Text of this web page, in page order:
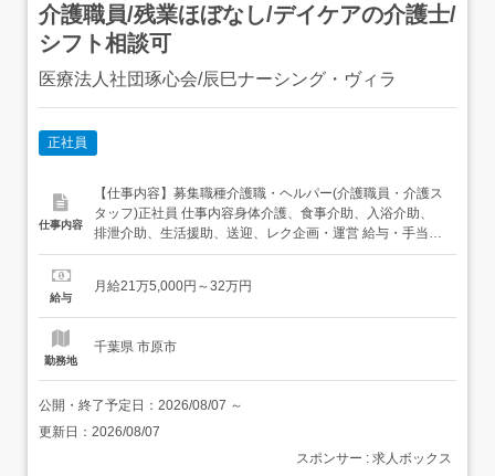
介護職員/残業ほぼなし/デイケアの介護士/
シフト相談可
医療法人社団琢心会/辰巳ナーシング・ヴィラ
正社員
仕事内容
【仕事内容】募集職種介護職・ヘルパー(介護職員・介護ス
タッフ)正社員 仕事内容身体介護、食事介助、入浴介助、
排泄介助、生活援助、送迎、レク企画・運営 給与・手当<
給与>月給215,000〜320,000円<手当>交通費支給:実費(上
士:10,000円 初任者研修:3,000円夜勤手当:平日:8,000円 休
給与
月給21万5,000円～32万円
勤務地
千葉県 市原市
公開・終了予定日： 2026/08/07 ～
更新日： 2026/08/07
スポンサー : 求人ボックス